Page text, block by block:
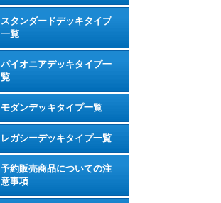
スタンダードデッキタイプ
一覧
パイオニアデッキタイプ一
覧
モダンデッキタイプ一覧
レガシーデッキタイプ一覧
予約販売商品についての注
意事項